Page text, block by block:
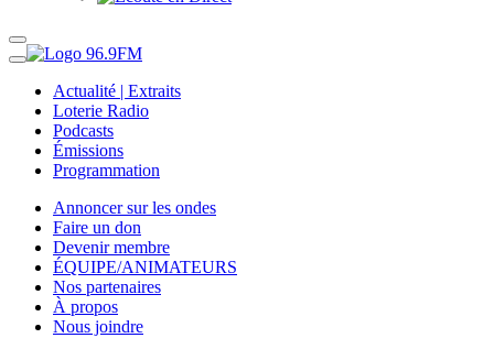
Actualité | Extraits
Loterie Radio
Podcasts
Émissions
Programmation
Annoncer sur les ondes
Faire un don
Devenir membre
ÉQUIPE/ANIMATEURS
Nos partenaires
À propos
Nous joindre